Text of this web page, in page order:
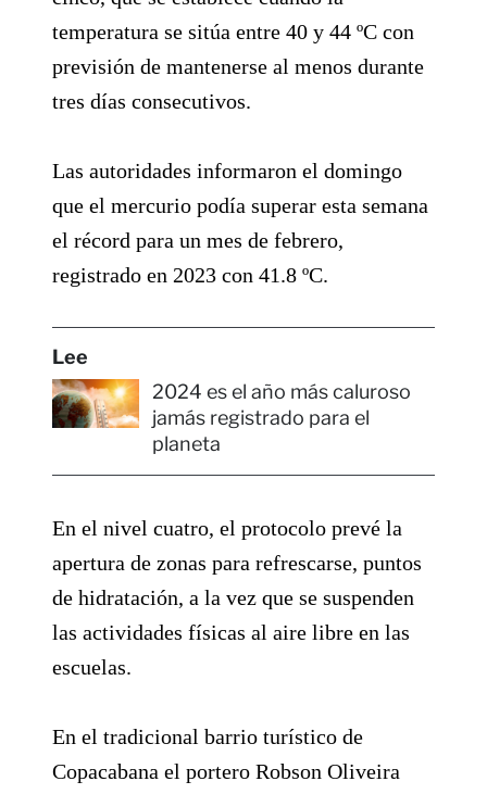
temperatura se sitúa entre 40 y 44 ºC con
previsión de mantenerse al menos durante
tres días consecutivos.
Las autoridades informaron el domingo
que el mercurio podía superar esta semana
el récord para un mes de febrero,
registrado en 2023 con 41.8 ºC.
Lee
2024 es el año más caluroso
jamás registrado para el
planeta
En el nivel cuatro, el protocolo prevé la
apertura de zonas para refrescarse, puntos
de hidratación, a la vez que se suspenden
las actividades físicas al aire libre en las
escuelas.
En el tradicional barrio turístico de
Copacabana el portero Robson Oliveira